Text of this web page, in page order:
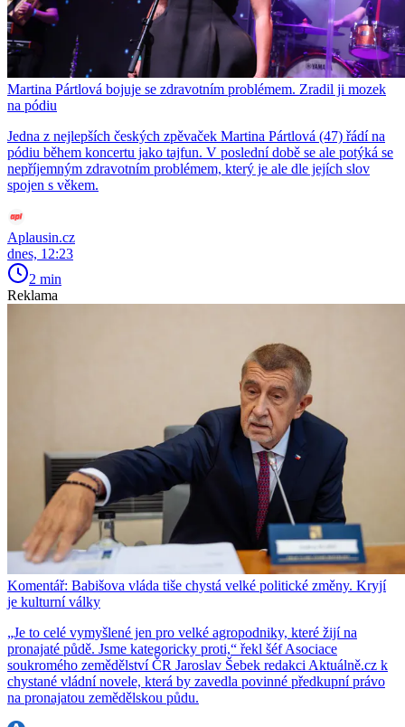
Martina Pártlová bojuje se zdravotním problémem. Zradil ji mozek
na pódiu
Jedna z nejlepších českých zpěvaček Martina Pártlová (47) řádí na
pódiu během koncertu jako tajfun. V poslední době se ale potýká se
nepříjemným zdravotním problémem, který je ale dle jejích slov
spojen s věkem.
Aplausin.cz
dnes, 12:23
2 min
Reklama
Komentář: Babišova vláda tiše chystá velké politické změny. Kryjí
je kulturní války
„Je to celé vymyšlené jen pro velké agropodniky, které žijí na
pronajaté půdě. Jsme kategoricky proti,“ řekl šéf Asociace
soukromého zemědělství ČR Jaroslav Šebek redakci Aktuálně.cz k
chystané vládní novele, která by zavedla povinné předkupní právo
na pronajatou zemědělskou půdu.